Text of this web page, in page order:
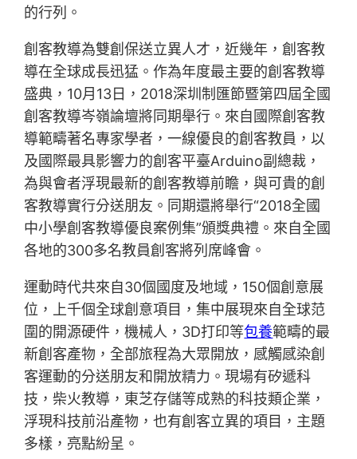
的行列。
創客教導為雙創保送立異人才，近幾年，創客教
導在全球成長迅猛。作為年度最主要的創客教導
盛典，10月13日，2018深圳制匯節暨第四屆全國
創客教導岑嶺論壇將同期舉行。來自國際創客教
導範疇著名專家學者，一線優良的創客教員，以
及國際最具影響力的創客平臺Arduino副總裁，
為與會者浮現最新的創客教導前瞻，與可貴的創
客教導實行分送朋友。同期還將舉行“2018全國
中小學創客教導優良案例集”頒獎典禮。來自全國
各地的300多名教員創客將列席峰會。
運動時代共來自30個國度及地域，150個創意展
位，上千個全球創意項目，集中展現來自全球范
圍的開源硬件，機械人，3D打印等包養範疇的最
新創客產物，全部旅程為大眾開放，感觸感染創
客運動的分送朋友和開放精力。現場有矽遞科
技，柴火教導，東芝存儲等成熟的科技類企業，
浮現科技前沿產物，也有創客立異的項目，主題
多樣，亮點紛呈。